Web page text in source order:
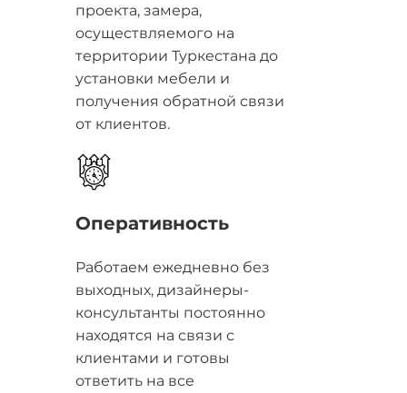
проекта, замера,
осуществляемого на
территории Туркестана до
установки мебели и
получения обратной связи
от клиентов.
Оперативность
Работаем ежедневно без
выходных, дизайнеры-
консультанты постоянно
находятся на связи с
клиентами и готовы
ответить на все